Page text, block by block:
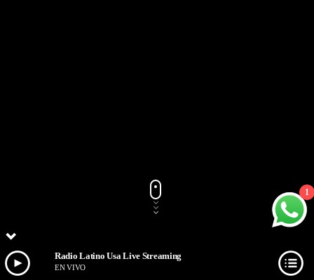
Radio Latino Usa Live Streaming
EN VIVO
1